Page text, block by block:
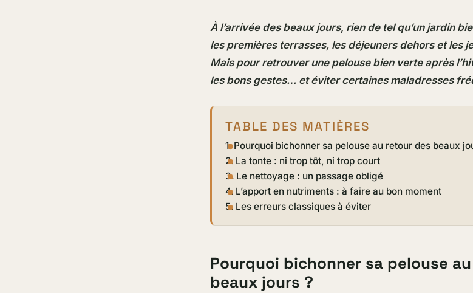
À l’arrivée des beaux jours, rien de tel qu’un jardin
les premières terrasses, les déjeuners dehors et les
Mais pour retrouver une pelouse bien verte après
les bons gestes… et éviter certaines maladresses
TABLE DES MATIÈRES
Pourquoi bichonner sa pelouse au retour des beaux
La tonte : ni trop tôt, ni trop court
Le nettoyage : un passage obligé
L’apport en nutriments : à faire au bon moment
Les erreurs classiques à éviter
Pourquoi bichonner sa pelouse
beaux jours ?